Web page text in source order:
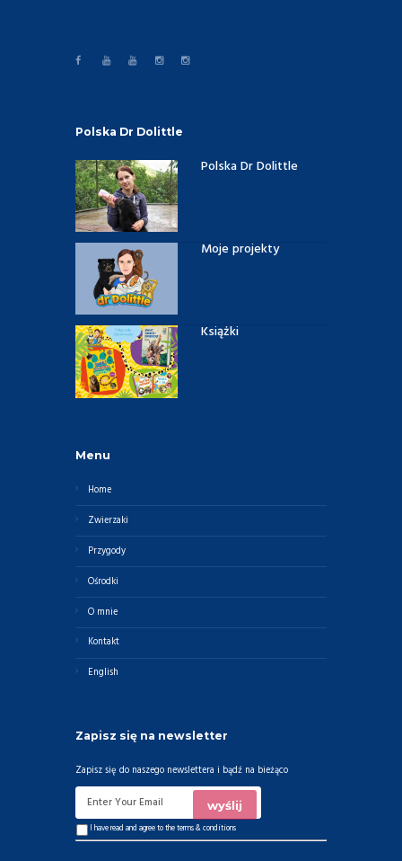
Polska Dr Dolittle
Polska Dr Dolittle
Moje projekty
Książki
Menu
Home
Zwierzaki
Przygody
Ośrodki
O mnie
Kontakt
English
Zapisz się na newsletter
Zapisz się do naszego newslettera i bądź na bieżąco
I have read and agree to theterms & conditions